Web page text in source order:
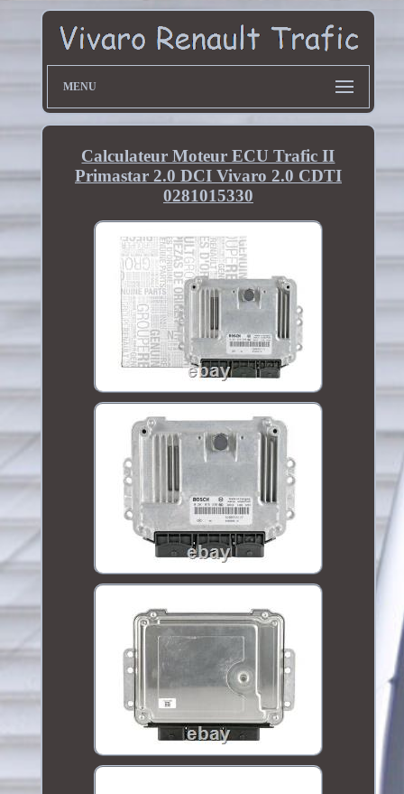
MENU
Calculateur Moteur ECU Trafic II
Primastar 2.0 DCI Vivaro 2.0 CDTI
0281015330